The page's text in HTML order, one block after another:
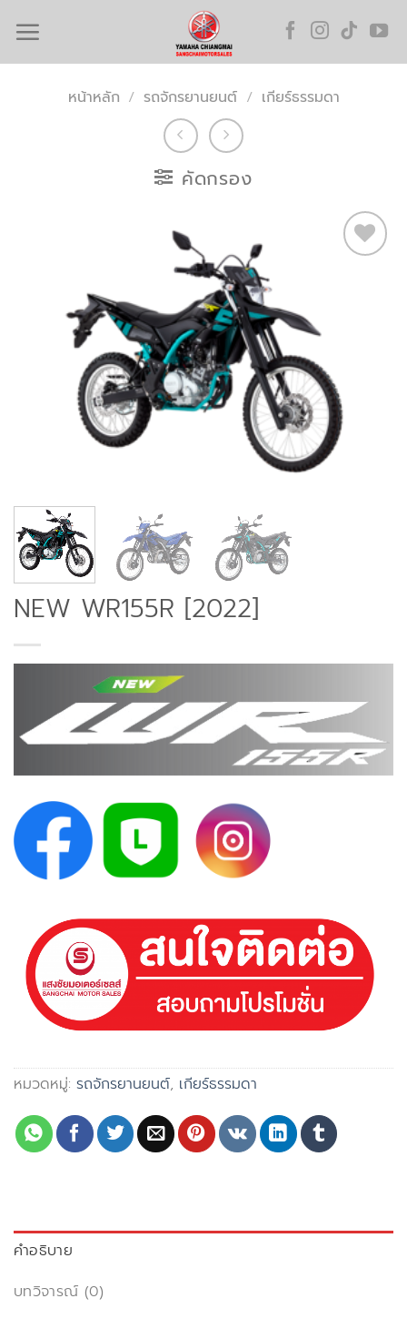
to
content
หน้าหลัก / รถจักรยานยนต์ / เกียร์ธรรมดา
คัดกรอง
NEW WR155R [2022]
หมวดหมู่: รถจักรยานยนต์, เกียร์ธรรมดา
คำอธิบาย
บทวิจารณ์ (0)